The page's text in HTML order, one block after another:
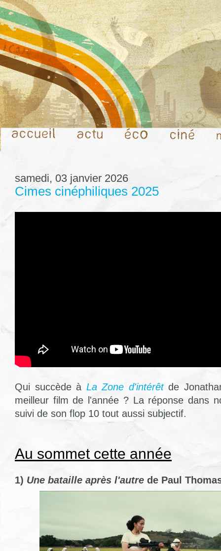
samedi, 03 janvier 2026
Cimes cinéphiliques 2025
Qui succède à La Zone d'intérêtde
meilleur film de l'année ? La réponse dans
suivi de son flop 10 tout aussi subjectif.
Au sommet cette année
1) Une bataille après l'autre de Paul